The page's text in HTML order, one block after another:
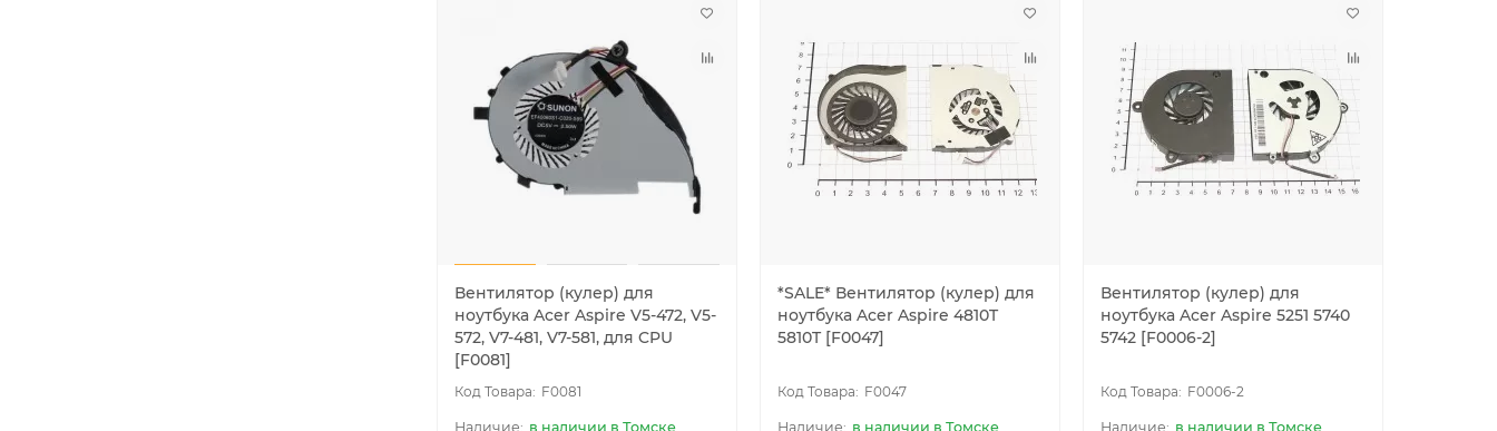
Вентилятор (кулер) для
ноутбука Acer Aspire V5-472, V5-
572, V7-481, V7-581, для CPU
[F0081]
F0081
в наличии в Томске
*SALE* Вентилятор (кулер) для
ноутбука Acer Aspire 4810T
5810T [F0047]
F0047
в наличии в Томске
Вентилятор (кулер) для
ноутбука Acer Aspire 5251 5740
5742 [F0006-2]
F0006-2
в наличии в Томске